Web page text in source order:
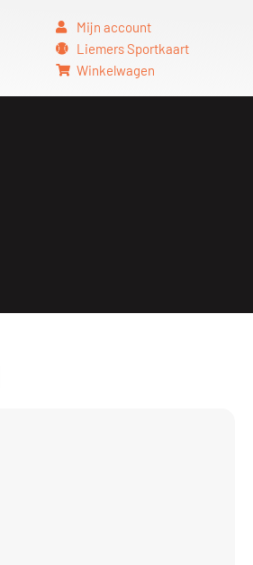
Mijn account
Liemers Sportkaart
Winkelwagen